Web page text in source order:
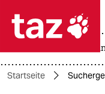
 taz
usa
Startseite